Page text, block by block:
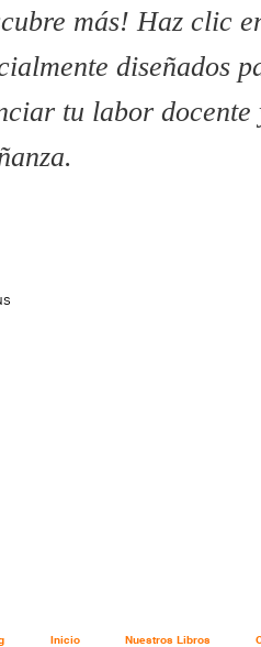
más! Haz clic
diseñados
tu labor
Inicio Nuestros Libros